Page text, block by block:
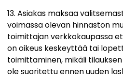
13. Asiakas maksaa
voimassa olevan hinnaston
toimittajan verkkokaupassa
on oikeus keskeyttää tai
toimittaminen, mikäli
ole suoritettu ennen uuden